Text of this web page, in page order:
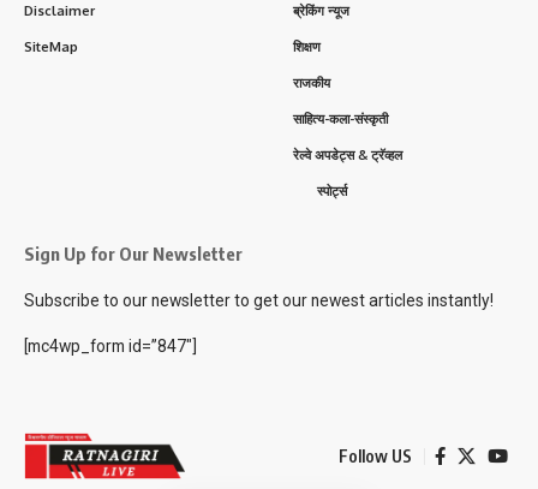
Disclaimer
SiteMap
ब्रेकिंग न्यूज
शिक्षण
राजकीय
साहित्य-कला-संस्कृती
रेल्वे अपडेट्स & ट्रॅव्हल
स्पोर्ट्स
Sign Up for Our Newsletter
Subscribe to our newsletter to get our newest articles instantly!
[mc4wp_form id=”847″]
Follow US